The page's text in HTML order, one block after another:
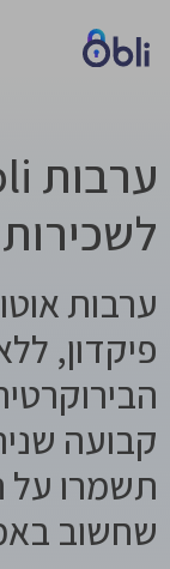
ערבות
פיקדון,
קבועה
תשמרו
שחשוב